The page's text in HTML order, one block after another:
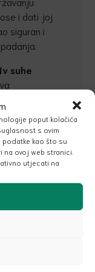
poput kolačića
s ovim
kao što su
ovoj web stranici.
utjecati na
i dati joj
siguran i
suhe
utjecaja
od
prirodno
od sunca.
potiče
pomaže
stanje.